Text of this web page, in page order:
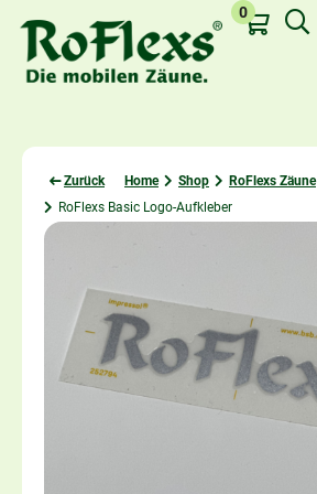
0
Zurück Home Shop RoFlexs Zäune
RoFlexs Basic Logo-Aufkleber